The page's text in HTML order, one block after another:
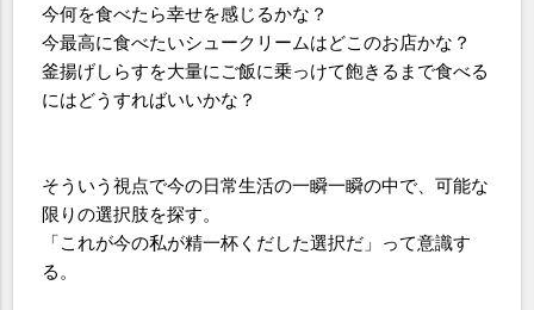
今何を食べたら幸せを感じるかな？
今最高に食べたいシュークリームはどこのお店かな？
釜揚げしらすを大量にご飯に乗っけて飽きるまで食べる
にはどうすればいいかな？
そういう視点で今の日常生活の一瞬一瞬の中で、可能な
限りの選択肢を探す。
「これが今の私が精一杯くだした選択だ」って意識す
る。